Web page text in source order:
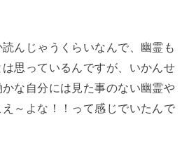
んじゃうくらいなんで、幽霊も
思っているんですが、いかんせ
な自分には見た事のない幽霊や
～よな！！って感じでいたんで